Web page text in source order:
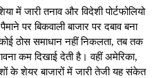
में जारी तनाव और विदेशी पोर्टफोलियो
पर बिकवाली बाजार पर दबाव बना
ठोस समाधान नहीं निकलता, तब तक
कम दिखाई देती है। वहीं अमेरिका,
के शेयर बाजारों में जारी तेजी यह संकेत